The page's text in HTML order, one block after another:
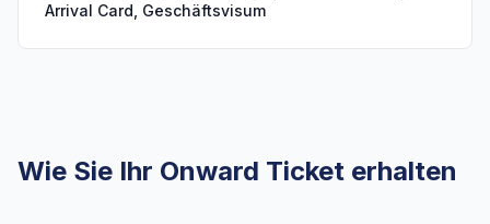
Arrival Card, Geschäftsvisum
Wie Sie Ihr Onward Ticket erhalten